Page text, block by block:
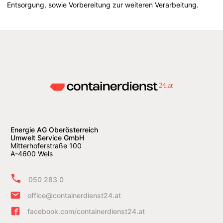
Entsorgung, sowie Vorbereitung zur weiteren Verarbeitung.
Energie AG Oberösterreich
Umwelt Service GmbH
Mitterhoferstraße 100
A-4600 Wels
050 283 0
office@containerdienst24.at
facebook.com/containerdienst24.at